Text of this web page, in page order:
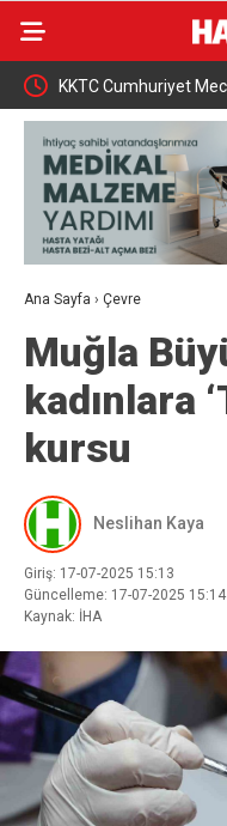
KKTC Cumhuriyet
egemen
statümüzden asla
Ana Sayfa › Çevre
Muğla
kadınlara
kursu
Neslihan Kaya
Giriş: 17-07-2025 15:13
Güncelleme: 17-07-2025 15:14
Kaynak: İHA